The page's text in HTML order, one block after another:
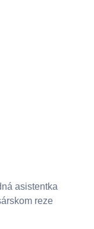
asistentka
reze